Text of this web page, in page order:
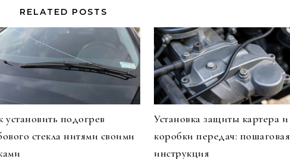
RELATED POSTS
установить подогрев
стекла нитями своими
Установка защиты картера и
коробки передач: пошаговая
инструкция